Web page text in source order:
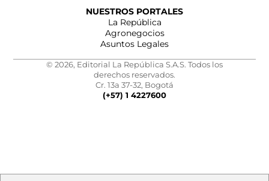
NUESTROS PORTALES
La República
Agronegocios
Asuntos Legales
© 2026, Editorial La República S.A.S. Todos los
derechos reservados.
Cr. 13a 37-32, Bogotá
(+57) 1 4227600